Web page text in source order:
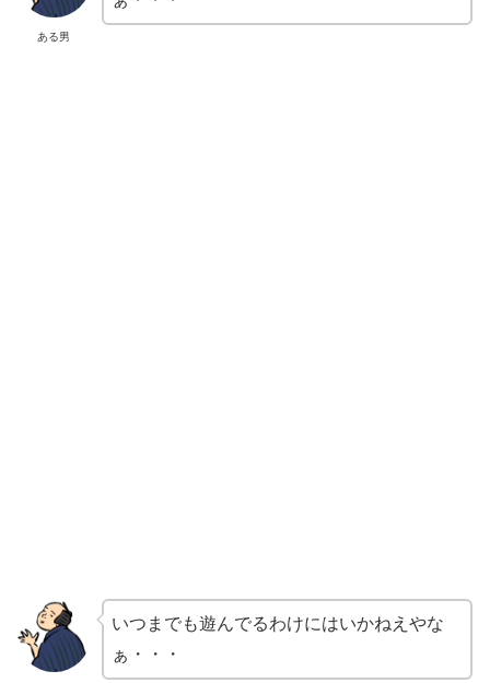
ある男
いつまでも遊んでるわけにはいかねえやな
ぁ・・・